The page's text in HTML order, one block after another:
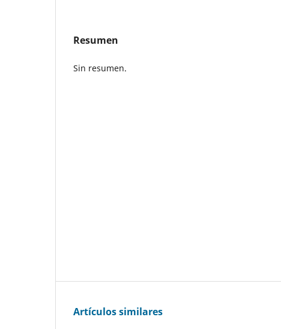
Resumen
Sin resumen.
Artículos similares